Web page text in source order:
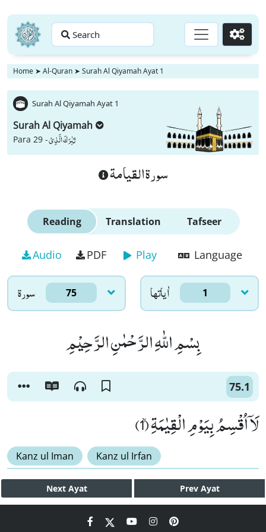
Search Go
Home ➤ Al-Quran ➤ Surah Al Qiyamah Ayat 1
Surah Al Qiyamah Ayat 1
Surah Al Qiyamah
Para 29 -تَبٰرَكَ الَّذِیْ
سورة القيامة
Reading Translation Tafseer
Audio PDF Play Language
سورۃ 75 اٰياتها 1
بِسْمِ اللّٰهِ الرَّحْمٰنِ الرَّحِیْمِ
75.1
لَاۤ اُقْسِمُ بِیَوْمِ الْقِیٰمَةِۙ (1)
Kanz ul Iman Kanz ul Irfan
Next Ayat Prev Ayat